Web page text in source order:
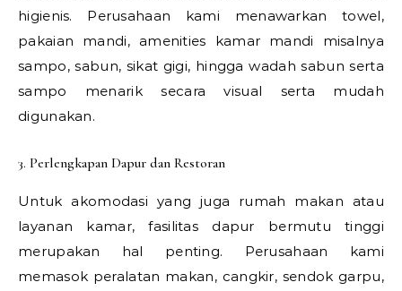
higienis. Perusahaan kami menawarkan towel,
pakaian mandi, amenities kamar mandi misalnya
sampo, sabun, sikat gigi, hingga wadah sabun serta
sampo menarik secara visual serta mudah
digunakan.
3. Perlengkapan Dapur dan Restoran
Untuk akomodasi yang juga rumah makan atau
layanan kamar, fasilitas dapur bermutu tinggi
merupakan hal penting. Perusahaan kami
memasok peralatan makan, cangkir, sendok garpu,